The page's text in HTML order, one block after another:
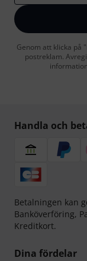
Genom att klicka på
postreklam.
Handla och
Betalningen kan
Banköverföring,
Kreditkort.
Dina fördelar